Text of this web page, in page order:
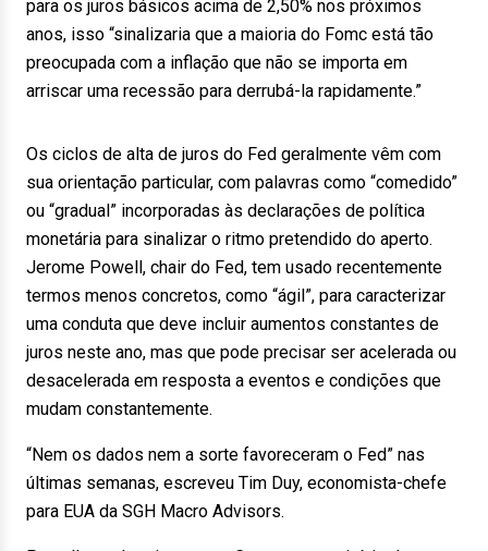
para os juros básicos acima de 2,50% nos próximos
anos, isso “sinalizaria que a maioria do Fomc está tão
preocupada com a inflação que não se importa em
arriscar uma recessão para derrubá-la rapidamente.”
Os ciclos de alta de juros do Fed geralmente vêm com
sua orientação particular, com palavras como “comedido”
ou “gradual” incorporadas às declarações de política
monetária para sinalizar o ritmo pretendido do aperto.
Jerome Powell, chair do Fed, tem usado recentemente
termos menos concretos, como “ágil”, para caracterizar
uma conduta que deve incluir aumentos constantes de
juros neste ano, mas que pode precisar ser acelerada ou
desacelerada em resposta a eventos e condições que
mudam constantemente.
“Nem os dados nem a sorte favoreceram o Fed” nas
últimas semanas, escreveu Tim Duy, economista-chefe
para EUA da SGH Macro Advisors.